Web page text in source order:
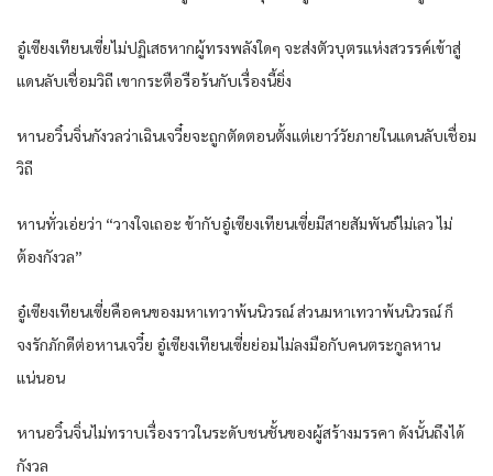
อู๋เซียงเทียนเซี่ยไม่ปฏิเสธหากผู้ทรงพลังใดๆ จะส่งตัวบุตรแห่งสวรรค์เข้าสู่
แดนลับเชื่อมวิถี เขากระตือรือร้นกับเรื่องนี้ยิ่ง
หานอวิ๋นจิ่นกังวลว่าเฉินเจวี๋ยจะถูกตัดตอนตั้งแต่เยาว์วัยภายในแดนลับเชื่อม
วิถี
หานทั่วเอ่ยว่า “วางใจเถอะ ข้ากับอู๋เซียงเทียนเซี่ยมีสายสัมพันธ์ไม่เลว ไม่
ต้องกังวล”
อู๋เซียงเทียนเซี่ยคือคนของมหาเทวาพ้นนิวรณ์ ส่วนมหาเทวาพ้นนิวรณ์ ก็
จงรักภักดีต่อหานเจวี๋ย อู๋เซียงเทียนเซี่ยย่อมไม่ลงมือกับคนตระกูลหาน
แน่นอน
หานอวิ๋นจิ่นไม่ทราบเรื่องราวในระดับชนชั้นของผู้สร้างมรรคา ดังนั้นถึงได้
กังวล